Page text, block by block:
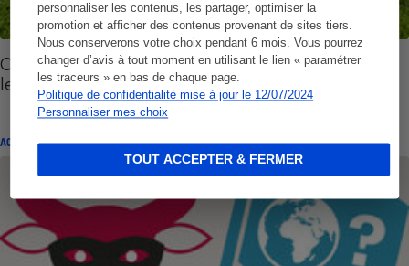
personnaliser les contenus, les partager, optimiser la
promotion et afficher des contenus provenant de sites tiers.
Nous conserverons votre choix pendant 6 mois. Vous pourrez
changer d’avis à tout moment en utilisant le lien « paramétrer
les traceurs » en bas de chaque page.
Politique de confidentialité mise à jour le 12/07/2024
Personnaliser mes choix
TOUT ACCEPTER & FERMER
Chaînes sportives et Covid-19 - La balle est dans
le camp des abonnés !
ACTION QUE CHOISIR ENSEMBLE